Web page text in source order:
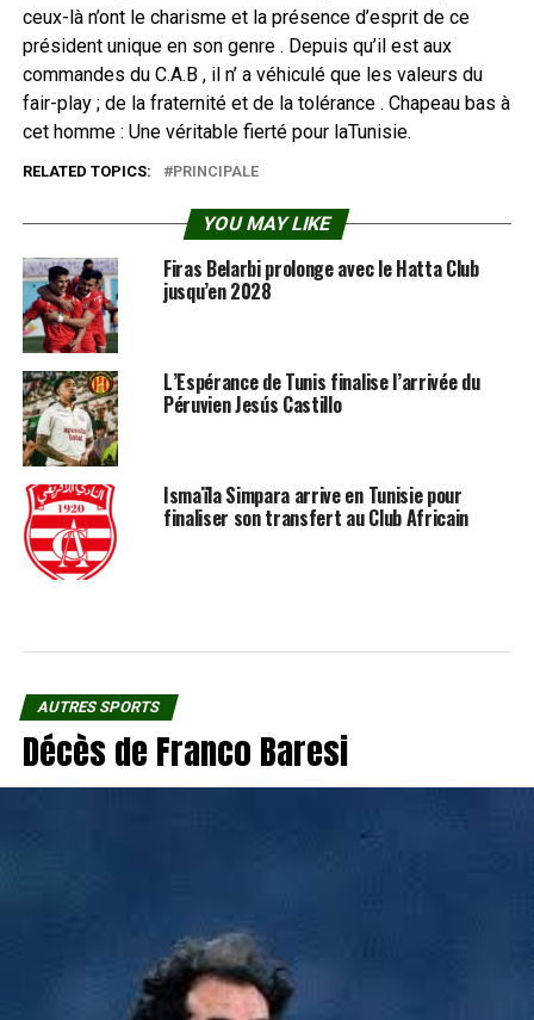
ceux-là n’ont le charisme et la présence d’esprit de ce
président unique en son genre . Depuis qu’il est aux
commandes du C.A.B , il n’ a véhiculé que les valeurs du
fair-play ; de la fraternité et de la tolérance . Chapeau bas à
cet homme : Une véritable fierté pour laTunisie.
RELATED TOPICS: PRINCIPALE
YOU MAY LIKE
Firas Belarbi prolonge avec le Hatta Club
jusqu’en 2028
L’Espérance de Tunis finalise l’arrivée du
Péruvien Jesús Castillo
Ismaïla Simpara arrive en Tunisie pour
finaliser son transfert au Club Africain
AUTRES SPORTS
Décès de Franco Baresi